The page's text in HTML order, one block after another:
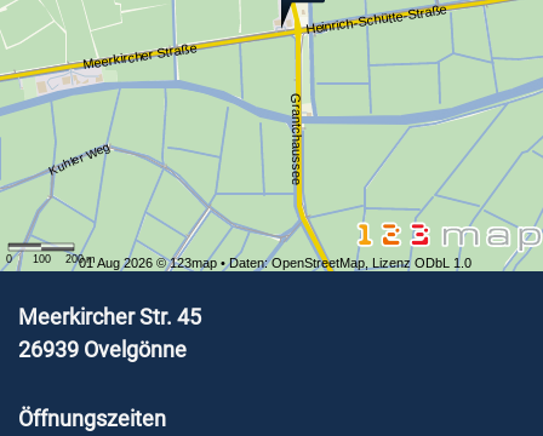
Heinrich-Schütte-Straße
Meerkircher Straße
Grantchaussee
Kuhler Weg
0 100 200 m
01 Aug 2026 ©123map • Daten:OpenStreetMap Lizenz ODbL 1.0
Meerkircher Str. 45
26939 Ovelgönne
Öffnungszeiten